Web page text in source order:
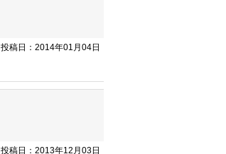
投稿日：2014年01月04日
投稿日：2013年12月03日